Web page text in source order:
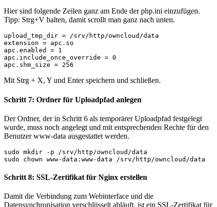
Hier sind folgende Zeilen ganz am Ende der php.ini einzufügen.
Tipp: Strg+V halten, damit scrollt man ganz nach unten.
upload_tmp_dir = /srv/http/owncloud/data
extension = apc.so
apc.enabled = 1
apc.include_once_override = 0
apc.shm_size = 256
Mit Strg + X, Y und Enter speichern und schließen.
Schritt 7: Ordner für Uploadpfad anlegen
Der Ordner, der in Schritt 6 als temporärer Uploadpfad festgelegt
wurde, muss noch angelegt und mit entsprechenden Rechte für den
Benutzer www-data ausgestattet werden.
sudo mkdir -p /srv/http/owncloud/data
sudo chown www-data:www-data /srv/http/owncloud/data
Schritt 8: SSL-Zertifikat für Nginx erstellen
Damit die Verbindung zum Webinterface und die
Datensynchronisation verschlüsselt abläuft, ist ein SSL-Zertifikat für